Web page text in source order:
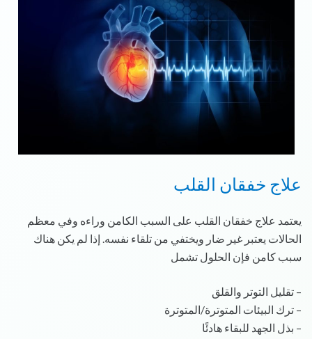
علاج خفقان القلب
يعتمد علاج خفقان القلب على السبب الكامن وراءه وفي معظم
الحالات يعتبر غير ضار ويختفي من تلقاء نفسه. إذا لم يكن هناك
سبب كامن فإن الحلول تشمل
– تقليل التوتر والقلق
– ترك البيئات المتوترة/المتوترة
– بذل الجهد للبقاء هادئًا